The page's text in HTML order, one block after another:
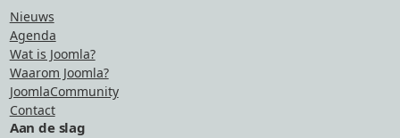
Nieuws
Agenda
Wat is Joomla?
Waarom Joomla?
JoomlaCommunity
Contact
Aan de slag